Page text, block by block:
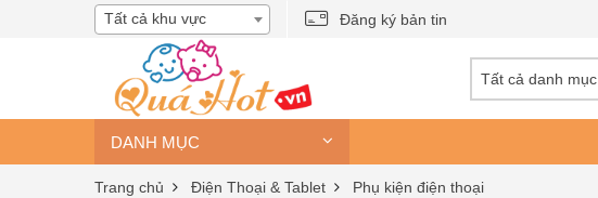
Tất cả khu vực Đăng ký bản tin
Tất cả danh mục
DANH MỤC
Trang chủ Điện Thoại & Tablet Phụ kiện điện thoại